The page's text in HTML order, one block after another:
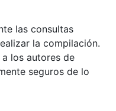
las consultas
la compilación.
los autores de
seguros de lo